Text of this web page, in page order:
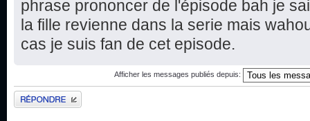
phrase prononcer de l'épisode bah je
la fille revienne dans la serie mais
cas je suis fan de cet episode.
Afficher les messages publiés depuis:
Publier une réponse